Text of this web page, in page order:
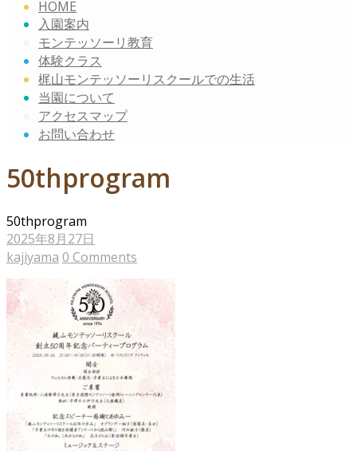
HOME
入園案内
モンテッソーリ教育
体験クラス
梶山モンテッソーリスクールでの生活
当園について
アクセスマップ
お問い合わせ
50thprogram
50thprogram
2025年8月27日
kajiyama 0 Comments